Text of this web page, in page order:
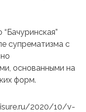
супрематизма с
основанными на
форм.
2020/10/v-